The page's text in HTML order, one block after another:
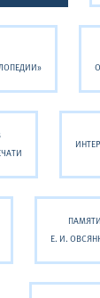
ПАМЯТИ
Е. И.